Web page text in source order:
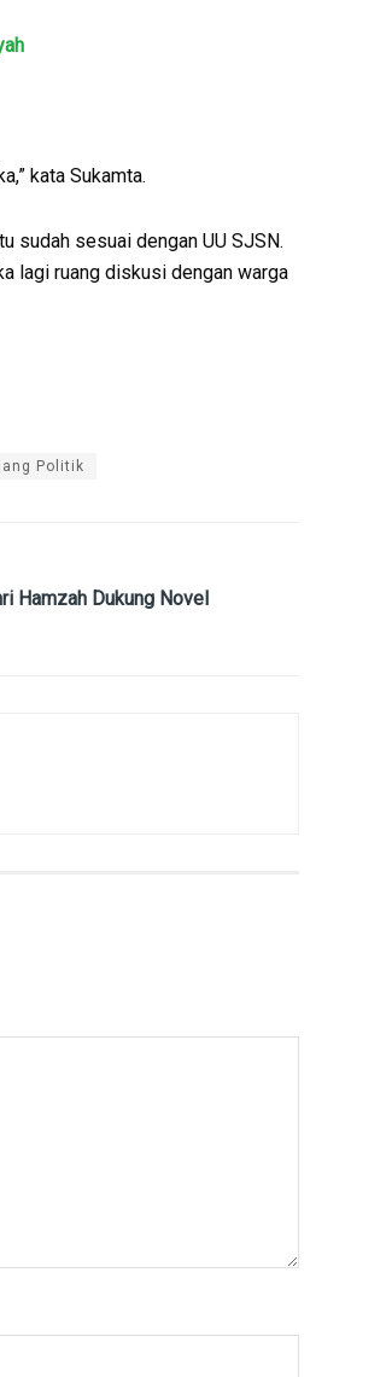
kata Sukamta.
sudah sesuai dengan UU SJSN.
lagi ruang diskusi dengan warga
Politik
Hamzah Dukung Novel